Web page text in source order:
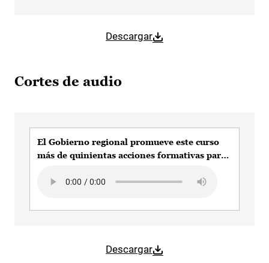
Descargar
Cortes de audio
Descargar
El Gobierno regional promueve este curso
más de quinientas acciones formativas para
Ciudad Real